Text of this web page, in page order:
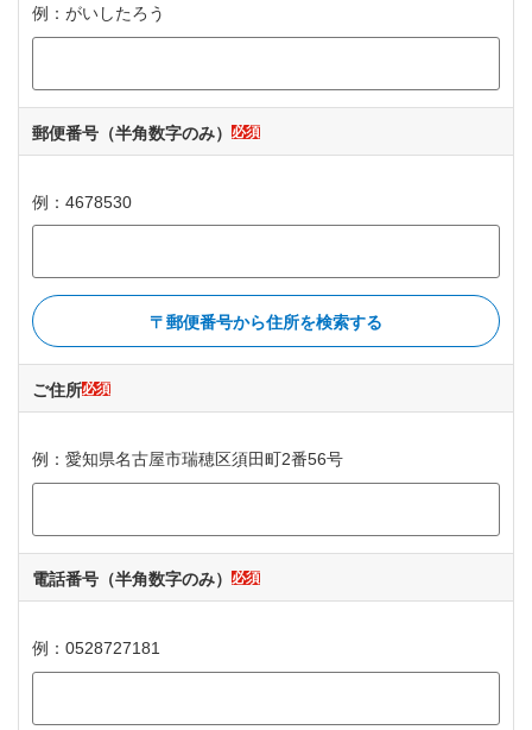
ひらがなで入力してください
例：がいしたろう
郵便番号 （半角数字のみ） 必須
例：4678530
郵便番号から住所を検索する
ご住所必須
例：愛知県名古屋市瑞穂区須田町2番56号
電話番号 （半角数字のみ） 必須
例：0528727181